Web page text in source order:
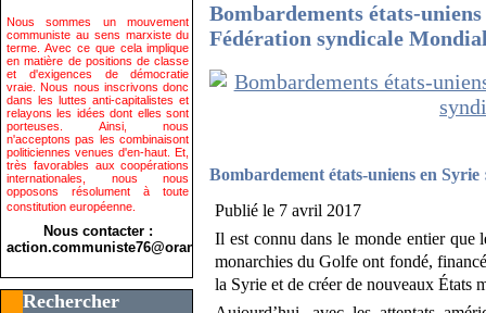
Nous sommes un mouvement
communiste au sens marxiste du
terme. Avec ce que cela implique
en matière de positions de classe
et d'exigences de démocratie
vraie. Nous nous inscrivons donc
dans les luttes anti-capitalistes et
relayons les idées dont elles sont
porteuses. Ainsi, nous
n'acceptons pas les combinaisont
politiciennes venues d'en-haut. Et,
très favorables aux coopérations
internationales, nous nous
opposons résolument à toute
constitution européenne.
Nous contacter :
action.communiste76@orange.fr>
Rechercher
Bombardements états-
Fédération syndicale
Bombardement états-uniens en
Publié le 7 avril 2017
Il est connu dans le monde entier que
monarchies du Golfe ont fondé,
la Syrie et de créer de nouveaux États